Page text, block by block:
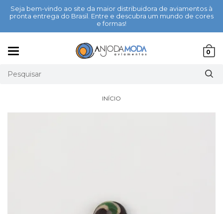
Seja bem-vindo ao site da maior distribuidora de aviamentos à
pronta entrega do Brasil. Entre e descubra um mundo de cores
e formas!
0
INÍCIO